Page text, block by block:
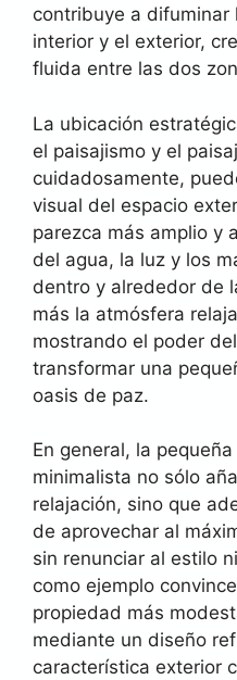
contribuye a difuminar
interior y el exterior,
fluida entre las dos
La ubicación
el paisajismo y el
cuidadosamente,
visual del espacio
parezca más amplio y
del agua, la luz y los
dentro y alrededor de
más la atmósfera
mostrando el poder
transformar una
oasis de paz.
En general, la
minimalista no sólo
relajación, sino que
de aprovechar al
sin renunciar al estilo
como ejemplo
propiedad más
mediante un diseño
característica exterior